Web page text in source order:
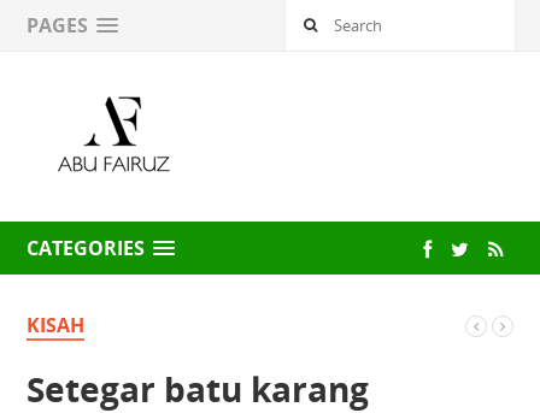
PAGES
CATEGORIES
KISAH
Setegar batu karang